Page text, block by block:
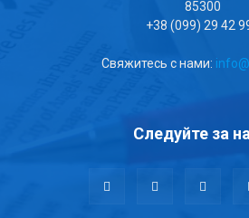
85300
+38 (099) 29 42
Свяжитесь с нами:
Следуйте за